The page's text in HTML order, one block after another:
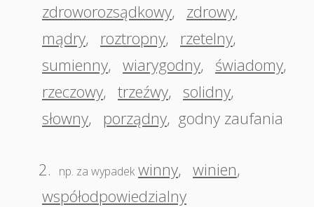
zdroworozsądkowy, zdrowy,
mądry, roztropny, rzetelny,
sumienny, wiarygodny, świadomy,
rzeczowy, trzeźwy, solidny,
słowny, porządny, godny zaufania
2. np. za wypadek winny, winien,
współodpowiedzialny